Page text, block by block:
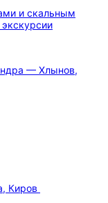
и скальным
Киров